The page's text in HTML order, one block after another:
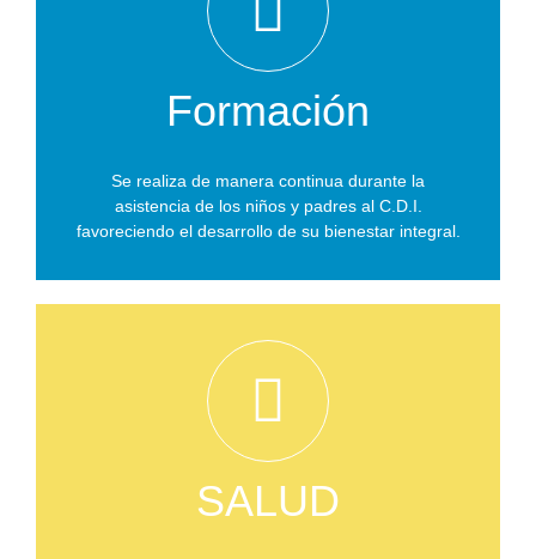
Formación
Se realiza de manera continua durante la
asistencia de los niños y padres al C.D.I.
favoreciendo el desarrollo de su bienestar integral.
SALUD